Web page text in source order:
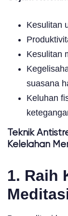
Kesulitan
Kesulitan
suasana
Keluhan
Teknik
Kelelahan
1. Raih